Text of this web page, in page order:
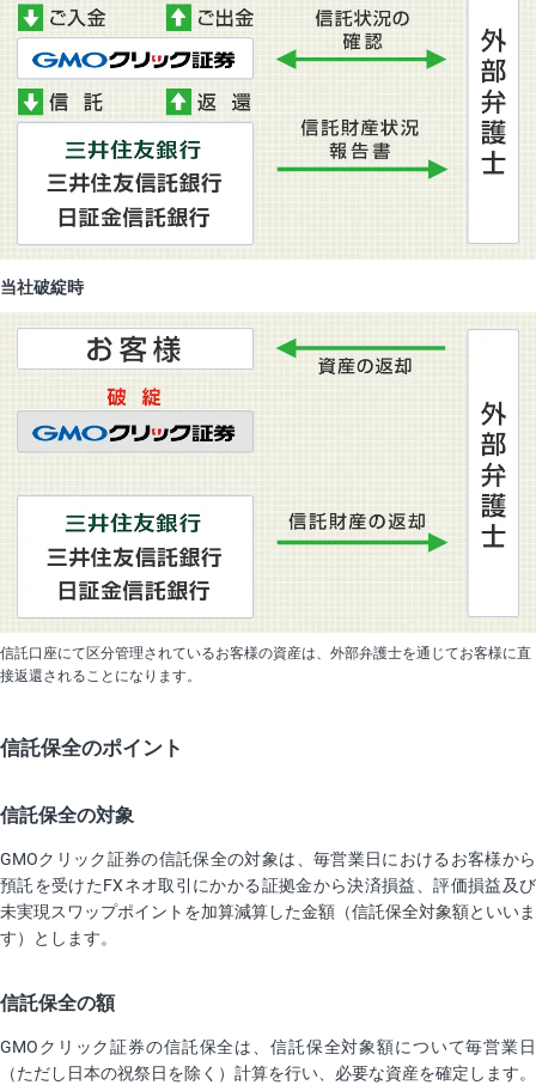
当社破綻時
信託口座にて区分管理されているお客様の資産は、外部弁護士を通じてお客様に直
接返還されることになります。
信託保全のポイント
信託保全の対象
GMOクリック証券の信託保全の対象は、毎営業日におけるお客様から
預託を受けたFXネオ取引にかかる証拠金から決済損益、評価損益及び
未実現スワップポイントを加算減算した金額（信託保全対象額といいま
す）とします。
信託保全の額
GMOクリック証券の信託保全は、信託保全対象額について毎営業日
（ただし日本の祝祭日を除く）計算を行い、必要な資産を確定します。